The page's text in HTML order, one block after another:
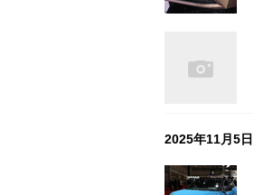
2025年11月5日